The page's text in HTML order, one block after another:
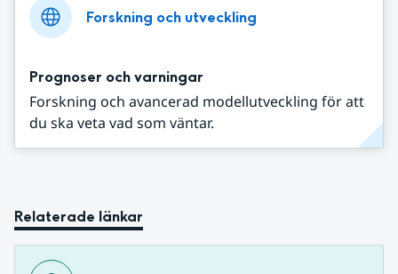
Forskning och utveckling
Prognoser och varningar
Forskning och avancerad modellutveckling för att
du ska veta vad som väntar.
Relaterade länkar